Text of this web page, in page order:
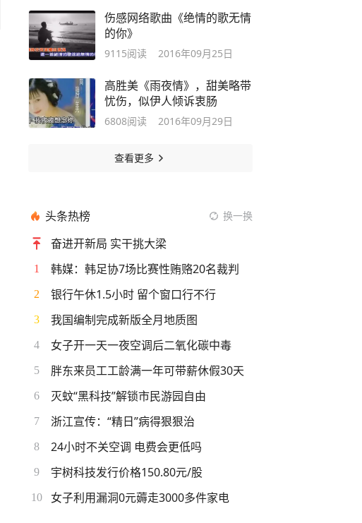
伤感网络歌曲《绝情的歌无情
的你》
9115阅读 2016年09月25日
高胜美《雨夜情》，甜美略带
忧伤，似伊人倾诉衷肠
6808阅读 2016年09月29日
查看更多
头条热榜 换一换
奋进开新局 实干挑大梁
1 韩媒：韩足协7场比赛性贿赂20名裁判
2 银行午休1.5小时 留个窗口行不行
3 我国编制完成新版全月地质图
4 女子开一天一夜空调后二氧化碳中毒
5 胖东来员工工龄满一年可带薪休假30天
6 灭蚊“黑科技”解锁市民游园自由
7 浙江宣传：“精日”病得狠狠治
8 24小时不关空调 电费会更低吗
9 宇树科技发行价格150.80元/股
10 女子利用漏洞0元薅走3000多件家电